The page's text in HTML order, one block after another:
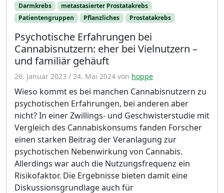
Darmkrebs
metastasierter Prostatakrebs
Patientengruppen
Pflanzliches Prostatakrebs
Psychotische Erfahrungen bei
Cannabisnutzern: eher bei Vielnutzern –
und familiär gehäuft
26. Januar 2023 / 24. Mai 2024 von hoppe
Wieso kommt es bei manchen Cannabisnutzern zu
psychotischen Erfahrungen, bei anderen aber
nicht? In einer Zwillings- und Geschwisterstudie mit
Vergleich des Cannabiskonsums fanden Forscher
einen starken Beitrag der Veranlagung zur
psychotischen Nebenwirkung von Cannabis.
Allerdings war auch die Nutzungsfrequenz ein
Risikofaktor. Die Ergebnisse bieten damit eine
Diskussionsgrundlage auch für